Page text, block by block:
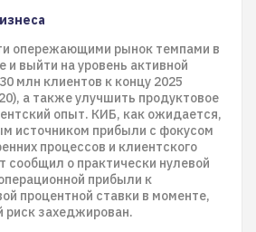
опережающими рынок темпами в
и выйти на уровень активной
млн клиентов к концу 2025
а также улучшить продуктовое
опыт. КИБ, как ожидается,
источником прибыли с фокусом
процессов и клиентского
о практически нулевой
прибыли к
процентной ставки в моменте,
риск захеджирован.